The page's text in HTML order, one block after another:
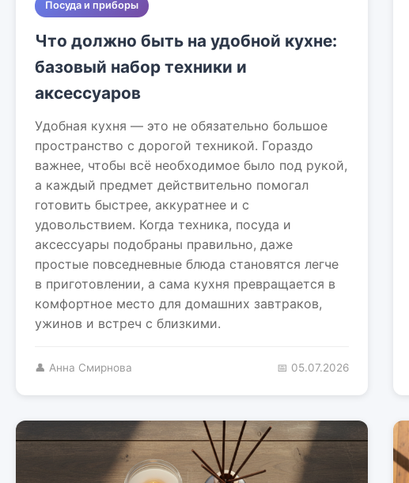
Посуда и приборы
Что должно быть на удобной кухне:
базовый набор техники и
аксессуаров
Удобная кухня — это не обязательно большое
пространство с дорогой техникой. Гораздо
важнее, чтобы всё необходимое было под рукой,
а каждый предмет действительно помогал
готовить быстрее, аккуратнее и с
удовольствием. Когда техника, посуда и
аксессуары подобраны правильно, даже
простые повседневные блюда становятся легче
в приготовлении, а сама кухня превращается в
комфортное место для домашних завтраков,
ужинов и встреч с близкими.
👤 Анна Смирнова 📅 05.07.2026